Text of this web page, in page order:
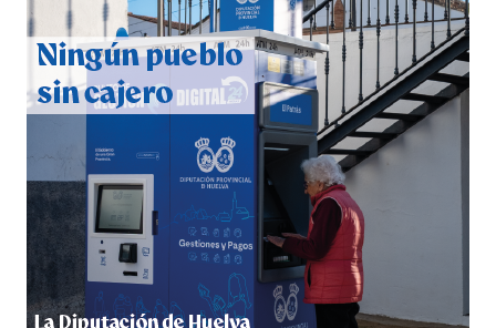
CUARTA CORRIDA DE LAS FIESTAS COLOMBINAS
2026
hace 5 días·Huelvatv
4º DÍA DE LAS FIESTAS COLOMBINAS 2026